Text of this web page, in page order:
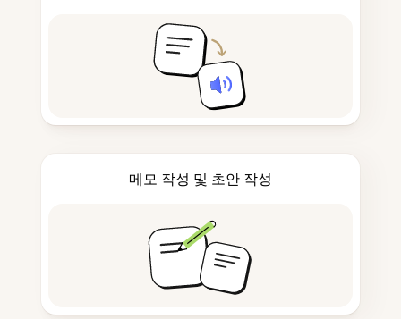
메모 작성 및 초안 작성